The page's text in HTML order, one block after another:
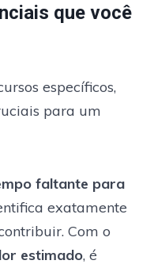
que você
específicos,
para um
faltante para
exatamente
Com o
estimado, é